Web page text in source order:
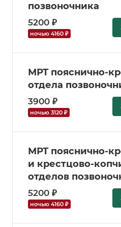
позвоночника
5200 ₽
ночью 4160 ₽
МРТ пояснично-
отдела
3900 ₽
ночью 3120 ₽
МРТ пояснично-
и крестцово-
отделов
5200 ₽
ночью 4160 ₽